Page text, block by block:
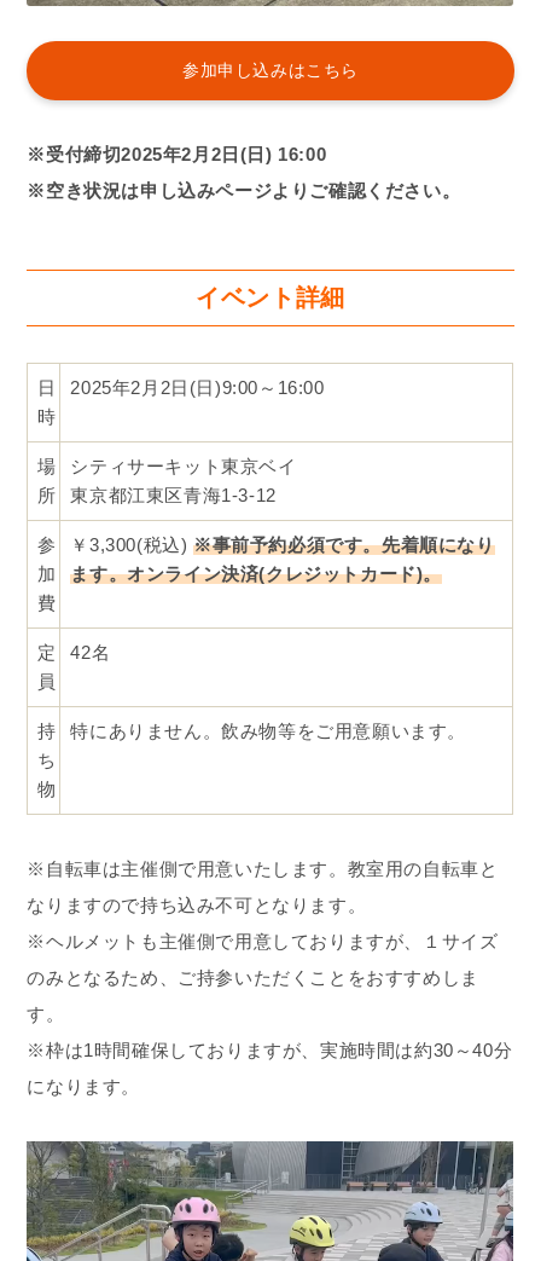
参加申し込みはこちら
※受付締切2025年2月2日(日) 16:00
※空き状況は申し込みページよりご確認ください。
イベント詳細
日
時
2025年2月2日(日)9:00～16:00
場
所
シティサーキット東京ベイ
東京都江東区青海1-3-12
参
加
費
￥3,300(税込)※事前予約必須です。先着順になり
ます。オンライン決済(クレジットカード)。
定
員
42名
持
ち
物
特にありません。飲み物等をご用意願います。
※自転車は主催側で用意いたします。教室用の自転車と
なりますので持ち込み不可となります。
※ヘルメットも主催側で用意しておりますが、１サイズ
のみとなるため、ご持参いただくことをおすすめしま
す。
※枠は1時間確保しておりますが、実施時間は約30～40分
になります。